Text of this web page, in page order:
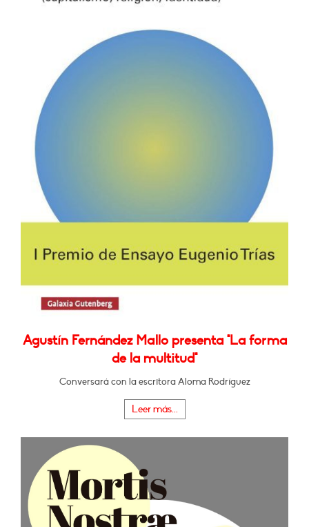
Agustín Fernández Mallo presenta "La forma
de la multitud"
Conversará con la escritora Aloma Rodríguez
Leer más...